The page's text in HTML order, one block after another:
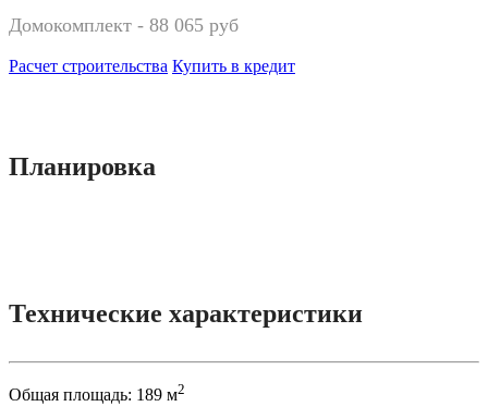
Домокомплект - 88 065 руб
Расчет строительства Купить в кредит
Планировка
Технические характеристики
Общая площадь: 189 м2